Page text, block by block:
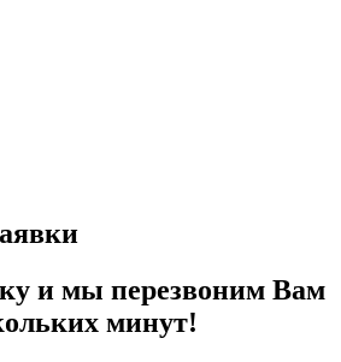
и мы перезвоним Вам
минут!